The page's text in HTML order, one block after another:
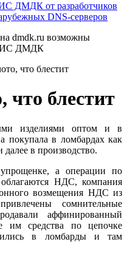
ДМДК от разработчиков
DNS-серверов
dmdk.ru возможны
ДМДК
что блестит
что блестит
изделиями оптом и в
покупала в ломбардах как
в производство.
а операции по
НДС, компания
возмещения НДС из
сомнительные
аффинированный
им средства по цепочке
в ломбарды и там